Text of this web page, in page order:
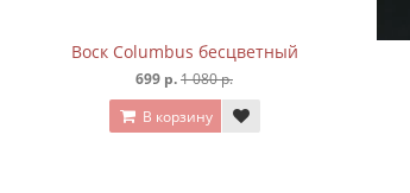
Воск Columbus бесцветный
699 р.1 080 р.
В корзину